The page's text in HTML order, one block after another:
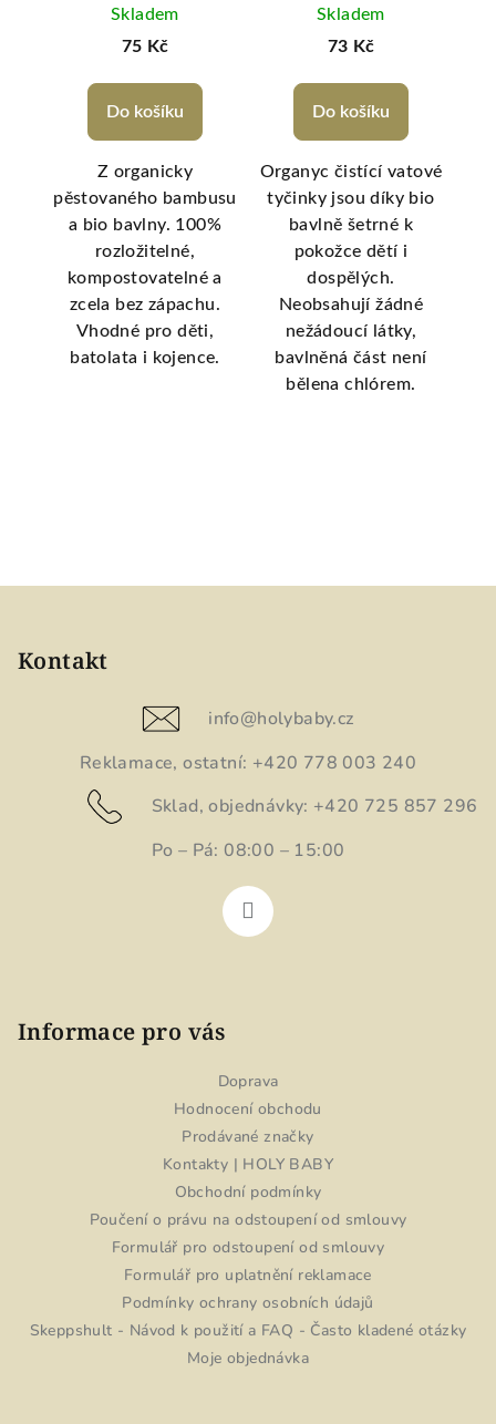
Skladem
75 Kč
Do košíku
Z organicky
pěstovaného bambusu
a bio bavlny. 100%
rozložitelné,
kompostovatelné a
zcela bez zápachu.
Vhodné pro děti,
batolata i kojence.
Skladem
73 Kč
Do košíku
Organyc čistící vatové
tyčinky jsou díky bio
bavlně šetrné k
pokožce dětí i
dospělých.
Neobsahují žádné
nežádoucí látky,
bavlněná část není
bělena chlórem.
Kontakt
info@holybaby.cz
Reklamace, ostatní: +420 778 003 240
Sklad, objednávky: +420 725 857 296
Po – Pá: 08:00 – 15:00
Informace pro vás
Doprava
Hodnocení obchodu
Prodávané značky
Kontakty | HOLY BABY
Obchodní podmínky
Poučení o právu na odstoupení od smlouvy
Formulář pro odstoupení od smlouvy
Formulář pro uplatnění reklamace
Podmínky ochrany osobních údajů
Skeppshult - Návod k použití a FAQ - Často kladené otázky
Moje objednávka